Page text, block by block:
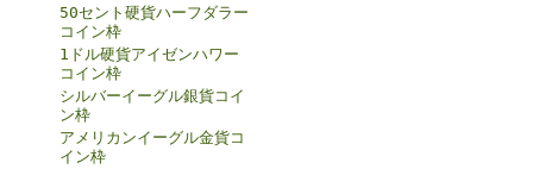
50セント硬貨ハーフダラー
コイン枠
1ドル硬貨アイゼンハワー
コイン枠
シルバーイーグル銀貨コイ
ン枠
アメリカンイーグル金貨コ
イン枠